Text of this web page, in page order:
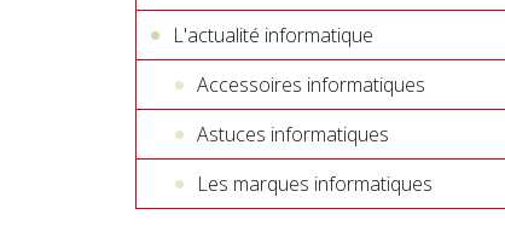
L'actualité informatique
Accessoires informatiques
Astuces informatiques
Les marques informatiques